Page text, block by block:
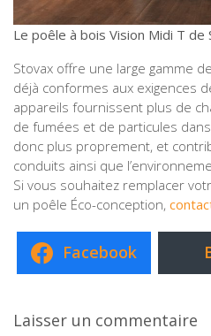
Le poêle à bois Vision Midi T de
Stovax offre une large gamme
déjà conformes aux exigences
appareils fournissent plus de
de fumées et de particules
donc plus proprement, et
conduits ainsi que
Si vous souhaitez remplacer
un poêle Éco-conception,
Facebook
Laisser un commentaire